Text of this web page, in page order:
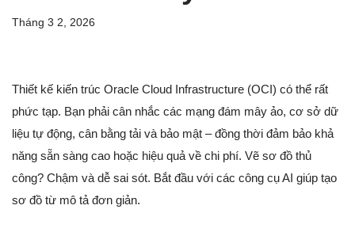
Tháng 3 2, 2026
Thiết kế kiến trúc Oracle Cloud Infrastructure (OCI) có thể rất
phức tạp. Bạn phải cân nhắc các mạng đám mây ảo, cơ sở dữ
liệu tự động, cân bằng tải và bảo mật – đồng thời đảm bảo khả
năng sẵn sàng cao hoặc hiệu quả về chi phí. Vẽ sơ đồ thủ
công? Chậm và dễ sai sót. Bắt đầu với các công cụ AI giúp tạo
sơ đồ từ mô tả đơn giản.